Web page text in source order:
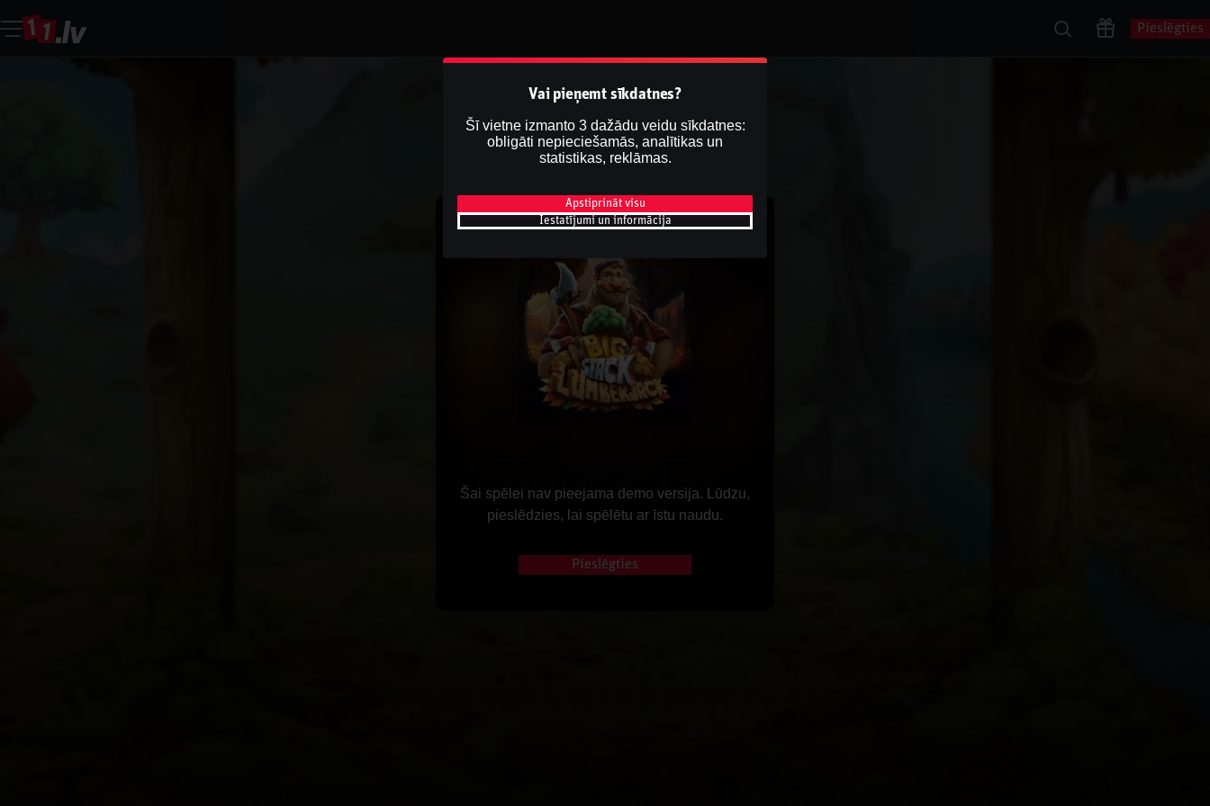
Pieslēgties
Šai spēlei nav pieejama demo versija. Lūdzu,
pieslēdzies, lai spēlētu ar īstu naudu.
Pieslēgties
Vai pieņemt sīkdatnes?
Šī vietne izmanto 3 dažādu veidu sīkdatnes:
obligāti nepieciešamās, analītikas un
statistikas, reklāmas.
Apstiprināt visu
Iestatījumi un informācija